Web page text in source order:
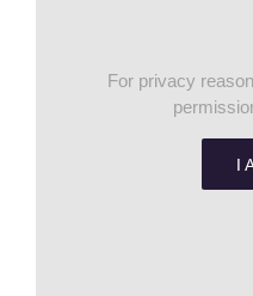
For privacy
I